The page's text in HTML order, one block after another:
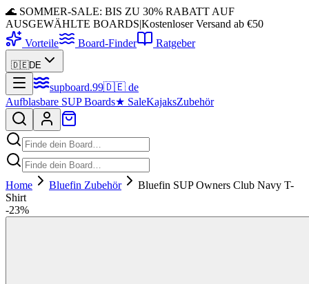
🌊 SOMMER-SALE: BIS ZU 30% RABATT AUF
AUSGEWÄHLTE BOARDS|Kostenloser Versand ab €50
Vorteile
Board-Finder Ratgeber
🇩🇪DE
supboard.99🇩🇪 de
Aufblasbare SUP Boards★ SaleKajaksZubehör
Home Bluefin Zubehör
Bluefin SUP Owners Club Navy T-
Shirt
-23%